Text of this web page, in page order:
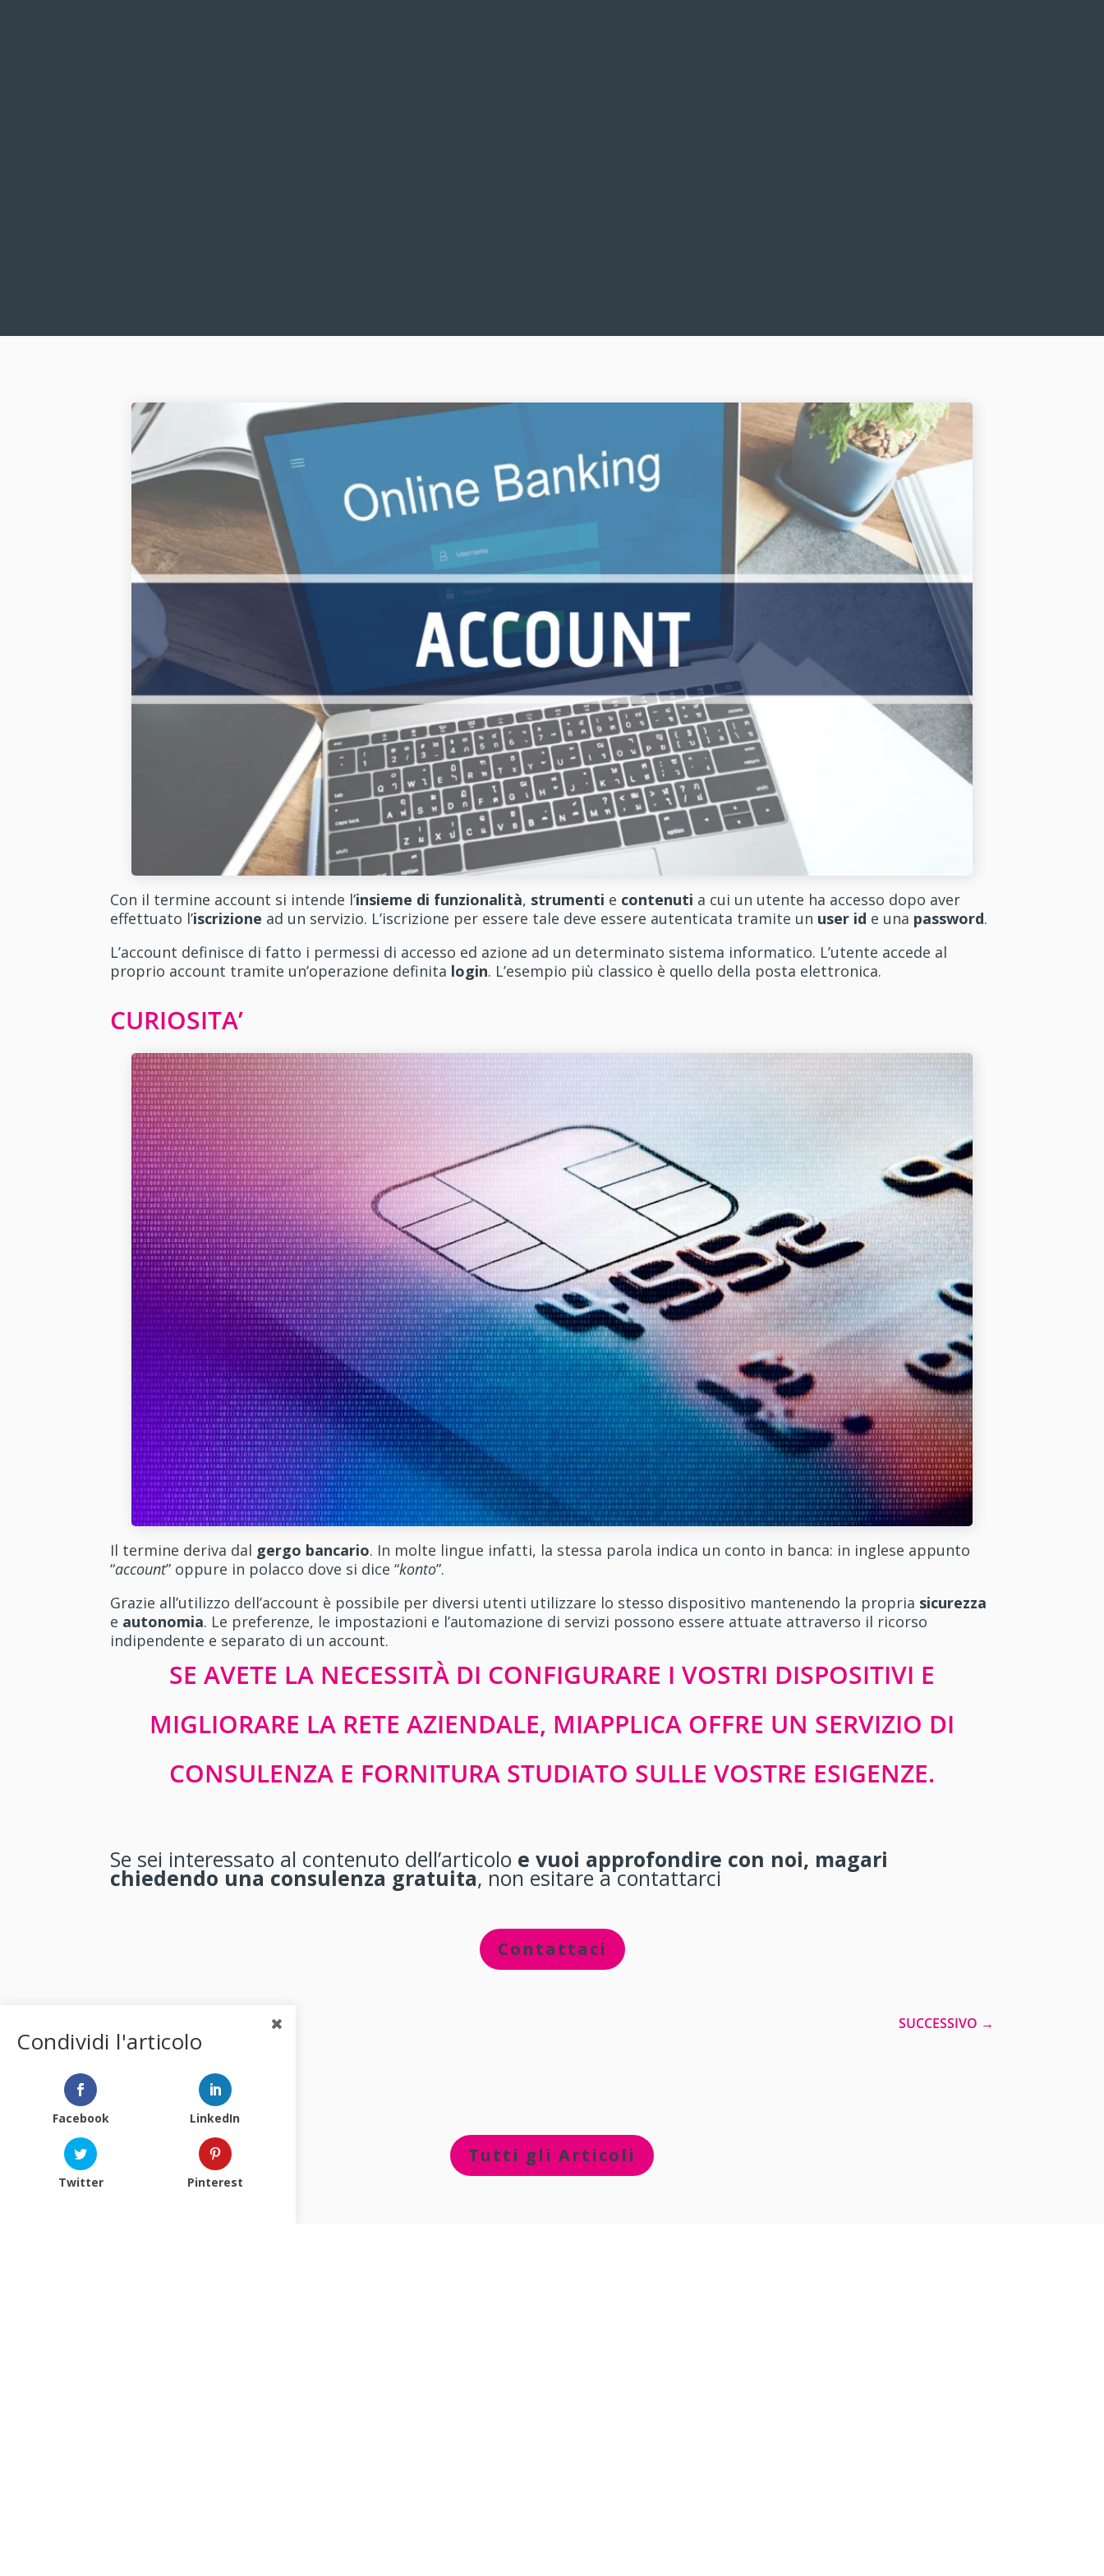
Con il termine account si intende l’insieme di funzionalità, strumenti e contenuti a cui un utente ha accesso dopo aver
effettuato l’iscrizione ad un servizio. L’iscrizione per essere tale deve essere autenticata tramite un user id e una password.
L’account definisce di fatto i permessi di accesso ed azione ad un determinato sistema informatico. L’utente accede al
proprio account tramite un’operazione definita login. L’esempio più classico è quello della posta elettronica.
CURIOSITA’
Il termine deriva dal gergo bancario. In molte lingue infatti, la stessa parola indica un conto in banca: in inglese appunto
“account” oppure in polacco dove si dice “konto”.
Grazie all’utilizzo dell’account è possibile per diversi utenti utilizzare lo stesso dispositivo mantenendo la propria sicurezza
e autonomia. Le preferenze, le impostazioni e l’automazione di servizi possono essere attuate attraverso il ricorso
indipendente e separato di un account.
SE AVETE LA NECESSITÀ DI CONFIGURARE I VOSTRI DISPOSITIVI E
MIGLIORARE LA RETE AZIENDALE, MIAPPLICA OFFRE UN SERVIZIO DI
CONSULENZA E FORNITURA STUDIATO SULLE VOSTRE ESIGENZE.
Se sei interessato al contenuto dell’articolo e vuoi approfondire con noi, magari
chiedendo una consulenza gratuita, non esitare a contattarci
Contattaci
SUCCESSIVO →
Tutti gli Articoli
Condividi l'articolo
Facebook LinkedIn
Twitter Pinterest